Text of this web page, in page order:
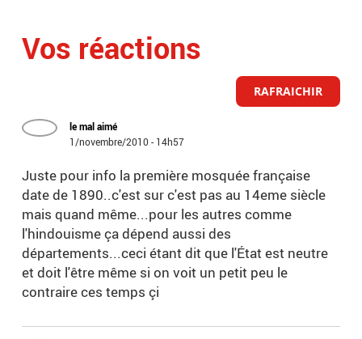
Vos réactions
RAFRAICHIR
le mal aimé
1/novembre/2010 - 14h57
Juste pour info la première mosquée française
date de 1890..c'est sur c'est pas au 14eme siècle
mais quand même...pour les autres comme
l'hindouisme ça dépend aussi des
départements...ceci étant dit que l'État est neutre
et doit l'être même si on voit un petit peu le
contraire ces temps çi